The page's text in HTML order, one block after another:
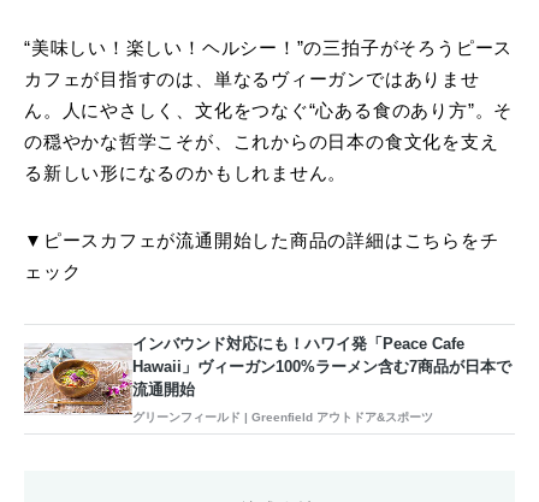
“美味しい！楽しい！ヘルシー！”の三拍子がそろうピース
カフェが目指すのは、単なるヴィーガンではありませ
ん。人にやさしく、文化をつなぐ“心ある食のあり方”。そ
の穏やかな哲学こそが、これからの日本の食文化を支え
る新しい形になるのかもしれません。
▼ピースカフェが流通開始した商品の詳細はこちらをチ
ェック
インバウンド対応にも！ハワイ発「Peace Cafe
Hawaii」ヴィーガン100%ラーメン含む7商品が日本で
流通開始
グリーンフィールド | Greenfield アウトドア&スポーツ